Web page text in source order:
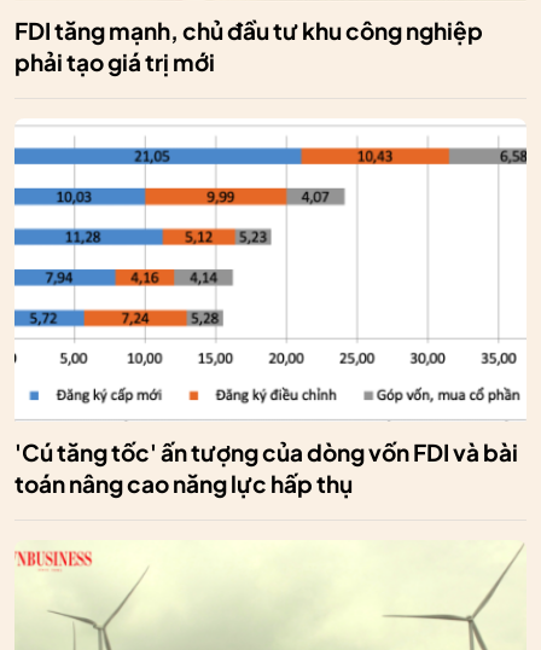
FDI tăng mạnh, chủ đầu tư khu công nghiệp
phải tạo giá trị mới
'Cú tăng tốc' ấn tượng của dòng vốn FDI và bài
toán nâng cao năng lực hấp thụ